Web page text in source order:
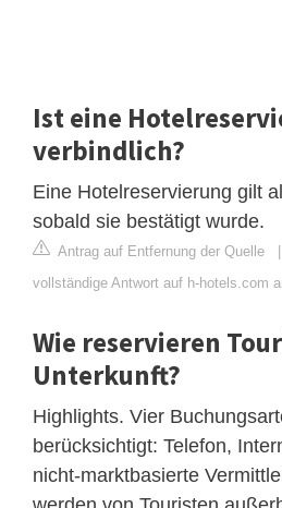
Ist eine
verbindlich?
Eine Hotelreservierung gilt
sobald sie bestätigt wurde.
Antrag auf Entfernung der Quelle
vollständige Antwort auf h-hotels.com
Wie reservieren
Unterkunft?
Highlights. Vier
berücksichtigt: Telefon,
nicht-marktbasierte